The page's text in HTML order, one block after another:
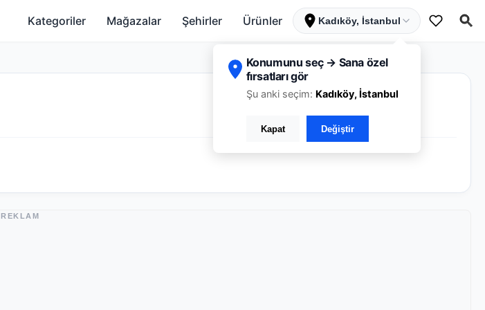
Kategoriler Mağazalar Şehirler Ürünler Kadıköy, İstanbul
Konumunu seç → Sana özel
fırsatları gör
Şu anki seçim: Kadıköy, İstanbul
Kapat Değiştir
REKLAM